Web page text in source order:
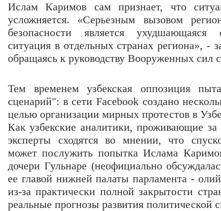
Ислам Каримов сам признает, что
усложняется. «Серьезным вызовом
безопасности является ухудшающаяся
ситуация в отдельных странах региона», -
обращаясь к руководству Вооруженных cил
Тем временем узбекская оппозиция
сценарий": в сети Facebook создано
целью организации мирных протестов в
Как узбекские аналитики, проживающие
эксперты сходятся во мнении, что
может послужить попытка Ислама
дочери Гульнаре (неофициально
ее главой нижней палаты парламента -
из-за практически полной закрытости
реальные прогнозы развития политической